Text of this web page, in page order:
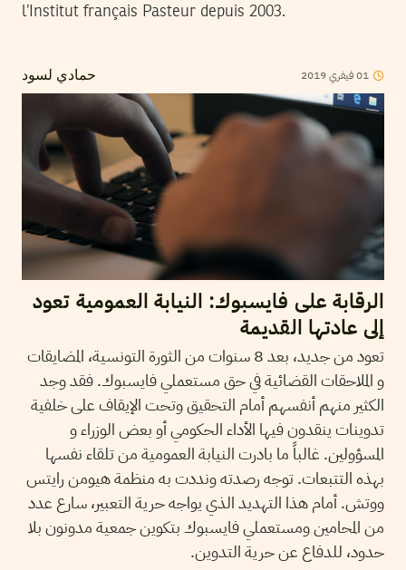
l’Institut français Pasteur depuis 2003.
حمادي لسود 01فيفري2019
الرقابة على فايسبوك: النيابة العمومية تعود
إلى عادتها القديمة
تعود من جديد، بعد 8 سنوات من الثورة التونسية، المضايقات
و الملاحقات القضائية في حق مستعملي فايسبوك. فقد وجد
الكثير منهم أنفسهم أمام التحقيق وتحت الإيقاف على خلفية
تدوينات ينقدون فيها الأداء الحكومي أو بعض الوزراء و
المسؤولين. غالباً ما بادرت النيابة العمومية من تلقاء نفسها
بهذه التتبعات. توجه رصدته ونددت به منظمة هيومن رايتس
ووتش. أمام هذا التهديد الذي يواجه حرية التعبير، سارع عدد
من المحامين ومستعملي فايسبوك بتكوين جمعية مدونون بلا
حدود، للدفاع عن حرية التدوين.